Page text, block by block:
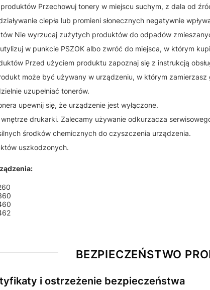
Przechowuj tonery w miejscu suchym, z dala od
ciepła lub promieni słonecznych negatywnie
Nie wyrzucaj zużytych produktów do odpadów
w punkcie PSZOK albo zwróć do miejsca, w którym
Przed użyciem produktu zapoznaj się z instrukcją
może być używany w urządzeniu, w którym zamierzasz
uzupełniać tonerów.
upewnij się, że urządzenie jest wyłączone.
drukarki. Zalecamy używanie odkurzacza
środków chemicznych do czyszczenia urządzenia.
uszkodzonych.
BEZPIECZEŃSTWO
i ostrzeżenie bezpieczeństwa